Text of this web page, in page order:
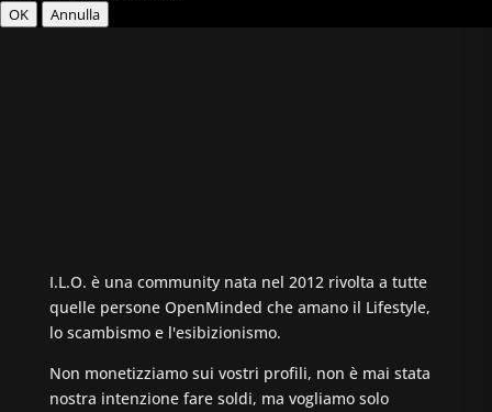
OK Annulla
I.L.O. è una community nata nel 2012 rivolta a tutte
quelle persone OpenMinded che amano il Lifestyle,
lo scambismo e l'esibizionismo.
Non monetizziamo sui vostri profili, non è mai stata
nostra intenzione fare soldi, ma vogliamo solo